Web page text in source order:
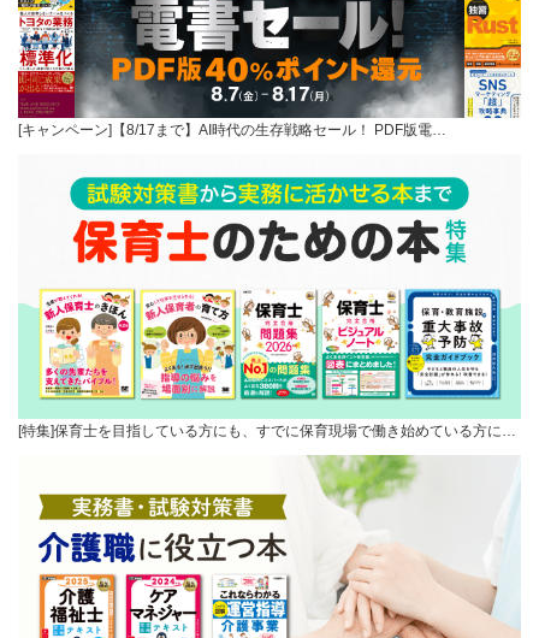
[キャンペーン]【8/17まで】AI時代の生存戦略セール！ PDF版電…
[特集]保育士を目指している方にも、すでに保育現場で働き始めている方に…